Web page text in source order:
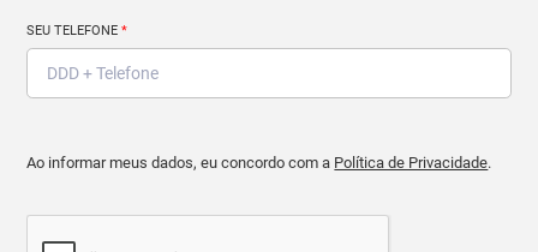
SEU TELEFONE*
Ao informar meus dados, eu concordo com a Política de Privacidade.